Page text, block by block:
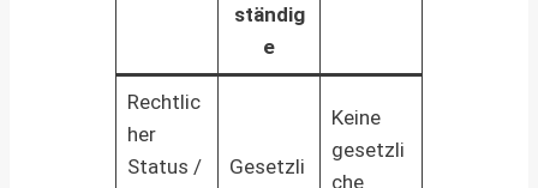
ständig
e
Rechtlic
her
Status /
Gesetzli
Keine
gesetzli
che